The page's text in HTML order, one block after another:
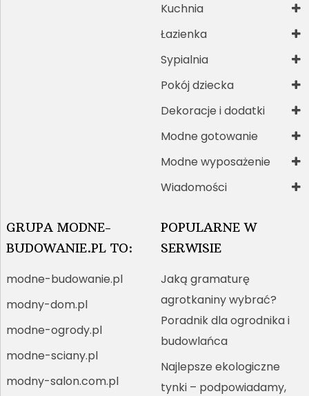
Kuchnia
Łazienka
Sypialnia
Pokój dziecka
Dekoracje i dodatki
Modne gotowanie
Modne wyposażenie
Wiadomości
GRUPA MODNE-
BUDOWANIE.PL TO:
modne-budowanie.pl
modny-dom.pl
modne-ogrody.pl
modne-sciany.pl
modny-salon.com.pl
POPULARNE W
SERWISIE
Jaką gramaturę
agrotkaniny wybrać?
Poradnik dla ogrodnika i
budowlańca
Najlepsze ekologiczne
tynki – podpowiadamy,